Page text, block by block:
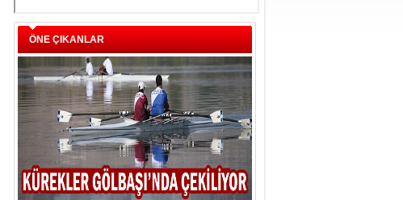
ÖNE ÇIKANLAR